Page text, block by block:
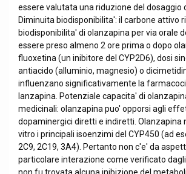
essere valutata una riduzione del dosaggio
Diminuita biodisponibilita': il carbone attivo
biodisponibilita' di olanzapina per via orale
essere preso almeno 2 ore prima o dopo
fluoxetina (un inibitore del CYP2D6), dosi
antiacido (alluminio, magnesio) o
influenzano significativamente la
lanzapina. Potenziale capacita' di
medicinali: olanzapina puo' opporsi agli
dopaminergici diretti e indiretti. Olanzapina
vitro i principali isoenzimi del CYP450 (ad
2C9, 2C19, 3A4). Pertanto non c'e' da
particolare interazione come verificato